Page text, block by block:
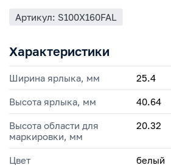
Артикул: S100X160FAL
Характеристики
Ширина ярлыка, мм 25.4
Высота ярлыка, мм 40.64
Высота области для
маркировки, мм
20.32
Цвет белый